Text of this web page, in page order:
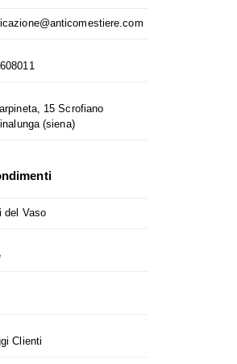
15 Scrofiano
(siena)
del Vaso
Clienti